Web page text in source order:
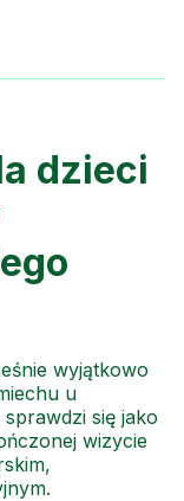
dzieci
wyjątkowo
u
się jako
wizycie